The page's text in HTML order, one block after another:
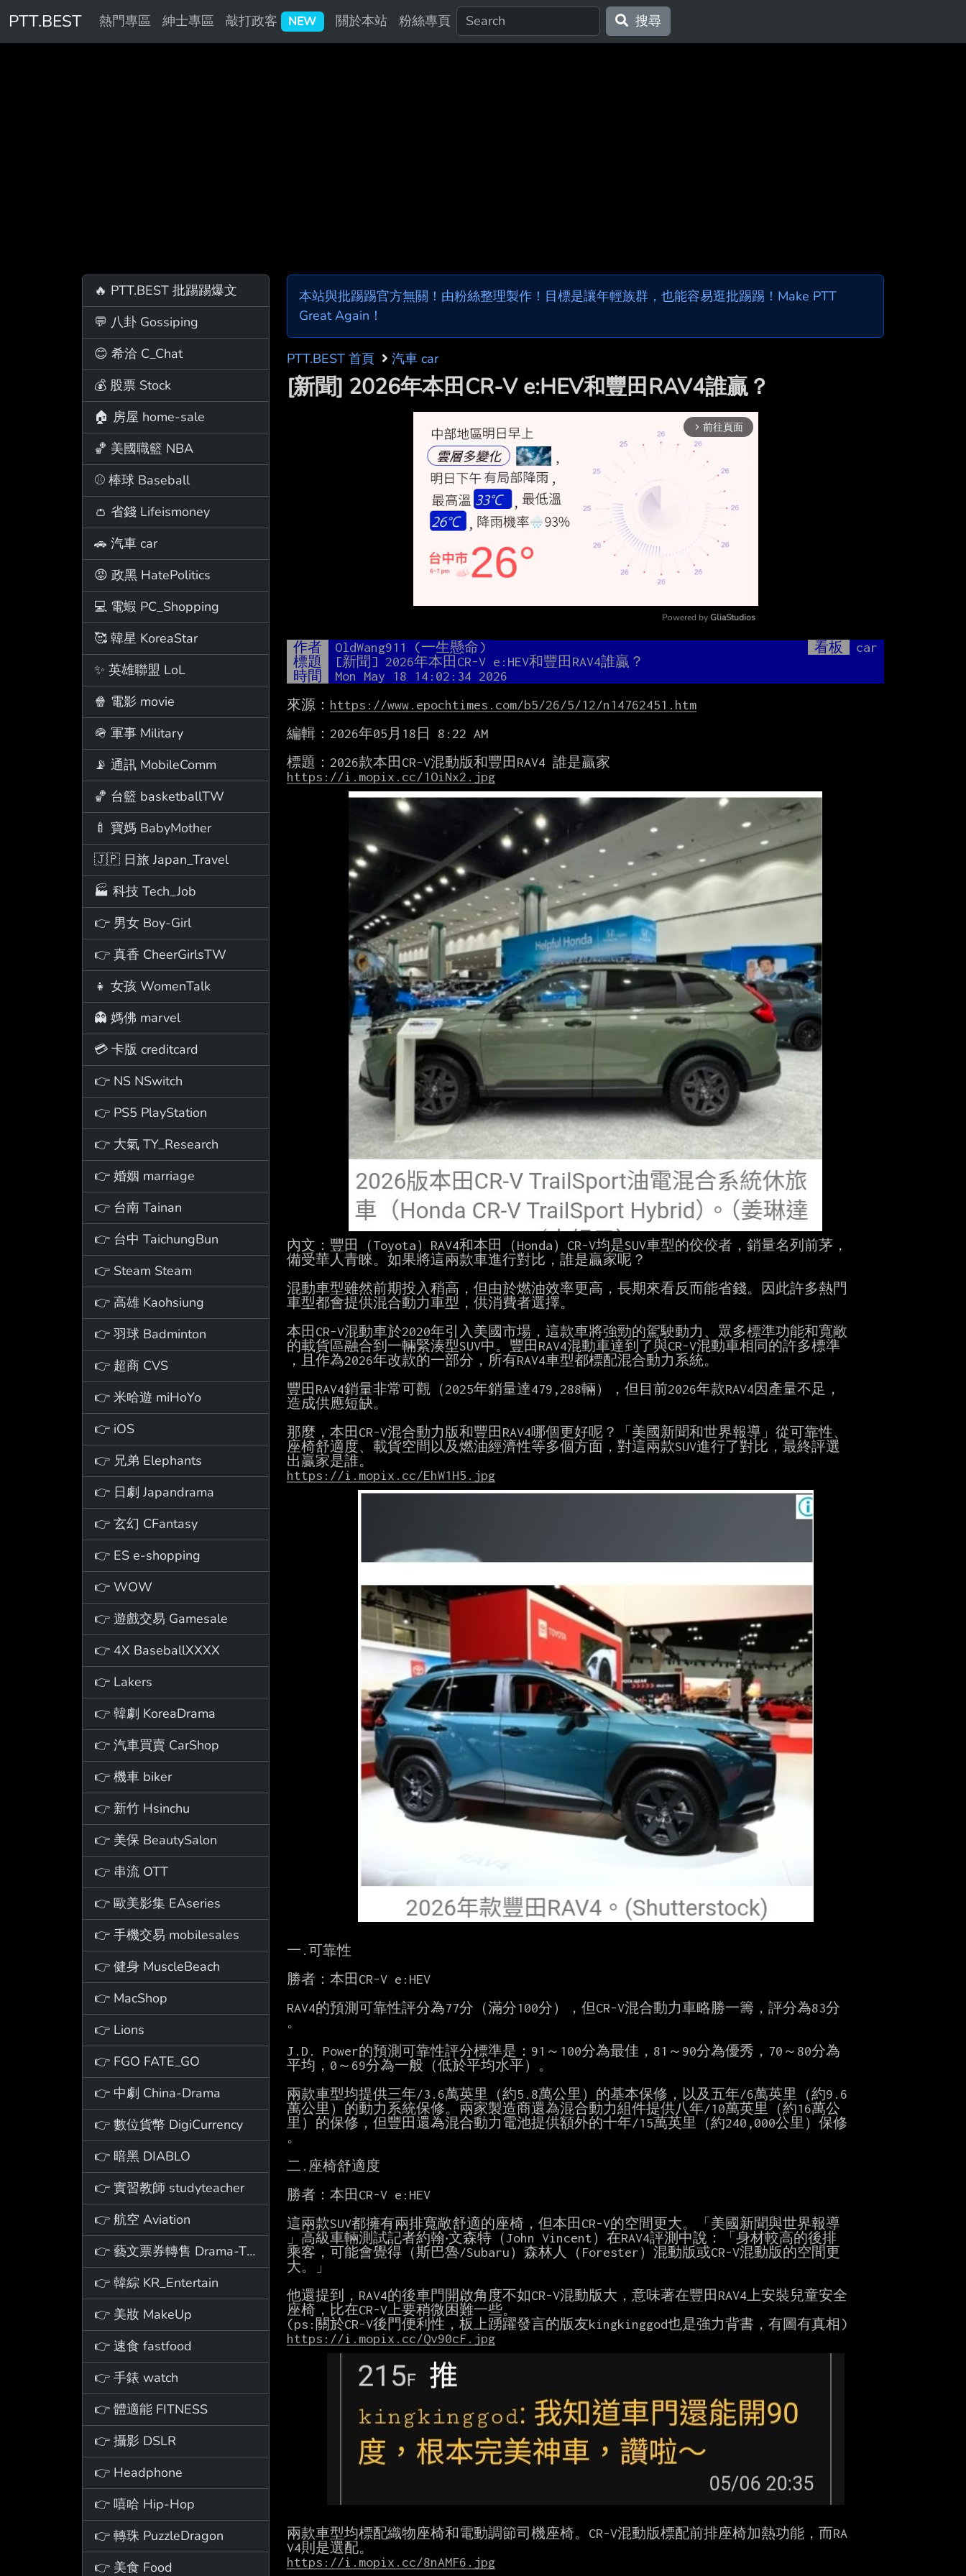
PTT.BEST 熱門專區 紳士專區 敲打政客 NEW 關於本站 粉絲專頁 搜尋
🔥 PTT.BEST 批踢踢爆文
💬 八卦 Gossiping
😊 希洽 C_Chat
💰 股票 Stock
🏠 房屋 home-sale
🏀 美國職籃 NBA
⚾ 棒球 Baseball
👛 省錢 Lifeismoney
🚗 汽車 car
😡 政黑 HatePolitics
💻 電蝦 PC_Shopping
🥰 韓星 KoreaStar
✨ 英雄聯盟 LoL
🍿 電影 movie
🪖 軍事 Military
📡 通訊 MobileComm
🏀 台籃 basketballTW
🍼 寶媽 BabyMother
🇯🇵 日旅 Japan_Travel
🏭 科技 Tech_Job
👉 男女 Boy-Girl
👉 真香 CheerGirlsTW
👧 女孩 WomenTalk
👻 媽佛 marvel
💳 卡版 creditcard
👉 NS NSwitch
👉 PS5 PlayStation
👉 大氣 TY_Research
👉 婚姻 marriage
👉 台南 Tainan
👉 台中 TaichungBun
👉 Steam Steam
👉 高雄 Kaohsiung
👉 羽球 Badminton
👉 超商 CVS
👉 米哈遊 miHoYo
👉 iOS
👉 兄弟 Elephants
👉 日劇 Japandrama
👉 玄幻 CFantasy
👉 ES e-shopping
👉 WOW
👉 遊戲交易 Gamesale
👉 4X BaseballXXXX
👉 Lakers
👉 韓劇 KoreaDrama
👉 汽車買賣 CarShop
👉 機車 biker
👉 新竹 Hsinchu
👉 美保 BeautySalon
👉 串流 OTT
👉 歐美影集 EAseries
👉 手機交易 mobilesales
👉 健身 MuscleBeach
👉 MacShop
👉 Lions
👉 FGO FATE_GO
👉 中劇 China-Drama
👉 數位貨幣 DigiCurrency
👉 暗黑 DIABLO
👉 實習教師 studyteacher
👉 航空 Aviation
👉 藝文票券轉售 Drama-Ticket
👉 韓綜 KR_Entertain
👉 美妝 MakeUp
👉 速食 fastfood
👉 手錶 watch
👉 體適能 FITNESS
👉 攝影 DSLR
👉 Headphone
👉 嘻哈 Hip-Hop
👉 轉珠 PuzzleDragon
👉 美食 Food
本站與批踢踢官方無關！由粉絲整理製作！目標是讓年輕族群，也能容易逛批踢踢！Make PTT
Great Again！
PTT.BEST 首頁 汽車 car
[新聞] 2026年本田CR-V e:HEV和豐田RAV4誰贏？
arrow_forward_ios 前往頁面
Powered by GliaStudios
作者 OldWang911 (一生懸命) 看板
car
標題
[新聞] 2026年本田CR-V e:HEV和豐田RAV4誰贏？
時間
Mon May 18 14:02:34 2026
來源： https://www.epochtimes.com/b5/26/5/12/n14762451.htm
編輯：2026年05月18日 8:22 AM
https://i.mopix.cc/1OiNx2.jpg
內文：豐田（Toyota）RAV4和本田（Honda）CR-V均是SUV車型的佼佼者，銷量名列前茅，
備受華人青睞。如果將這兩款車進行對比，誰是贏家呢？
混動車型雖然前期投入稍高，但由於燃油效率更高，長期來看反而能省錢。因此許多熱門
車型都會提供混合動力車型，供消費者選擇。
本田CR-V混動車於2020年引入美國市場，這款車將強勁的駕駛動力、眾多標準功能和寬敞
的載貨區融合到一輛緊湊型SUV中。豐田RAV4混動車達到了與CR-V混動車相同的許多標準
，且作為2026年改款的一部分，所有RAV4車型都標配混合動力系統。
豐田RAV4銷量非常可觀（2025年銷量達479,288輛），但目前2026年款RAV4因產量不足，
造成供應短缺。
那麼，本田CR-V混合動力版和豐田RAV4哪個更好呢？「美國新聞和世界報導」從可靠性、
座椅舒適度、載貨空間以及燃油經濟性等多個方面，對這兩款SUV進行了對比，最終評選
https://i.mopix.cc/EhW1H5.jpg
一.可靠性
勝者：本田CR-V e:HEV
RAV4的預測可靠性評分為77分（滿分100分），但CR-V混合動力車略勝一籌，評分為83分
。
J.D. Power的預測可靠性評分標準是：91～100分為最佳，81～90分為優秀，70～80分為
平均，0～69分為一般（低於平均水平）。
兩款車型均提供三年/3.6萬英里（約5.8萬公里）的基本保修，以及五年/6萬英里（約9.6
萬公里）的動力系統保修。兩家製造商還為混合動力組件提供八年/10萬英里（約16萬公
里）的保修，但豐田還為混合動力電池提供額外的十年/15萬英里（約240,000公里）保修
。
二.座椅舒適度
勝者：本田CR-V e:HEV
這兩款SUV都擁有兩排寬敞舒適的座椅，但本田CR-V的空間更大。「美國新聞與世界報導
」高級車輛測試記者約翰‧文森特（John Vincent）在RAV4評測中說：「身材較高的後排
乘客，可能會覺得（斯巴魯/Subaru）森林人（Forester）混動版或CR-V混動版的空間更
大。」
他還提到，RAV4的後車門開啟角度不如CR-V混動版大，意味著在豐田RAV4上安裝兒童安全
座椅，比在CR-V上要稍微困難一些。
https://i.mopix.cc/Qv90cF.jpg
兩款車型均標配織物座椅和電動調節司機座椅。CR-V混動版標配前排座椅加熱功能，而RA
https://i.mopix.cc/8nAMF6.jpg